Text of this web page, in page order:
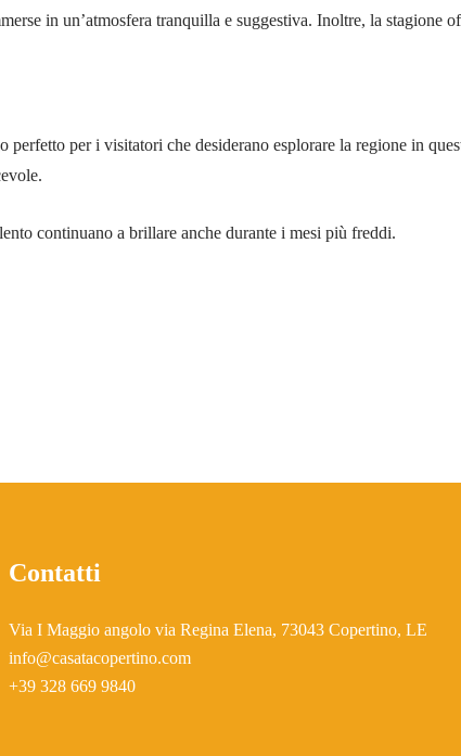
in un’atmosfera tranquilla e suggestiva. Inoltre, la stagione
per i visitatori che desiderano esplorare la regione in
continuano a brillare anche durante i mesi più freddi.
Contatti
Via I Maggio angolo via Regina Elena, 73043 Copertino, LE
info@casatacopertino.com
+39 328 669 9840